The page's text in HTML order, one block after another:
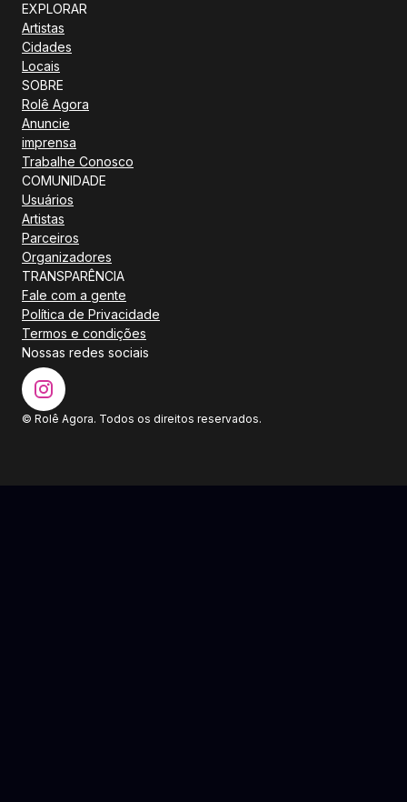
EXPLORAR
Artistas
Cidades
Locais
SOBRE
Rolê Agora
Anuncie
imprensa
Trabalhe Conosco
COMUNIDADE
Usuários
Artistas
Parceiros
Organizadores
TRANSPARÊNCIA
Fale com a gente
Política de Privacidade
Termos e condições
Nossas redes sociais
© Rolê Agora. Todos os direitos reservados.